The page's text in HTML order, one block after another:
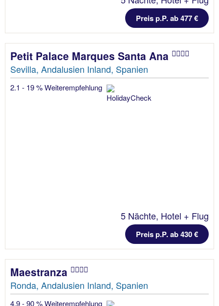
Preis p.P. ab 477 €
Petit Palace Marques Santa Ana
Sevilla, Andalusien Inland, Spanien
2.1 - 19 % Weiterempfehlung
5 Nächte, Hotel + Flug
Preis p.P. ab 430 €
Maestranza
Ronda, Andalusien Inland, Spanien
4.9 - 90 % Weiterempfehlung